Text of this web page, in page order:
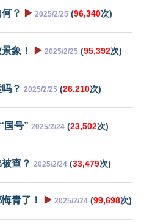
？ ▶️ 2025/2/25 (96,340次)
象！ ▶️ 2025/2/25 (95,392次)
？ 2025/2/25 (26,210次)
国号” 2025/2/24 (23,502次)
查？ 2025/2/24 (33,479次)
青了！ ▶️ 2025/2/24 (99,698次)